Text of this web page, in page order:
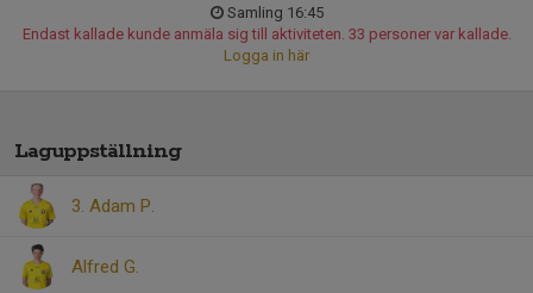
Samling 16:45
Endast kallade kunde anmäla sig till aktiviteten. 33 personer var kallade.
Logga in här
Laguppställning
3. Adam P.
Alfred G.